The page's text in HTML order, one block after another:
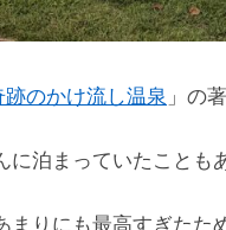
跡のかけ流し温泉 」の
に泊まっていたことも
りにも最高すぎたた